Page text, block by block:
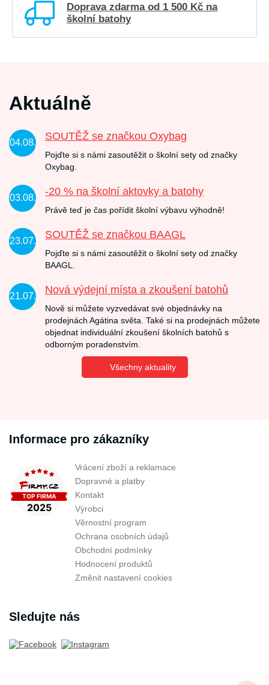
Doprava zdarma od 1 500 Kč na
školní batohy
Aktuálně
04.08.
SOUTĚŽ se značkou Oxybag
Pojďte si s námi zasoutěžit o školní sety od značky
Oxybag.
03.08.
-20 % na školní aktovky a batohy
Právě teď je čas pořídit školní výbavu výhodně!
23.07.
SOUTĚŽ se značkou BAAGL
Pojďte si s námi zasoutěžit o školní sety od značky
BAAGL.
21.07.
Nová výdejní místa a zkoušení batohů
Nově si můžete vyzvedávat své objednávky na
prodejnách Agátina světa. Také si na prodejnách můžete
objednat individuální zkoušení školních batohů s
odborným poradenstvím.
Všechny aktuality
Informace pro zákazníky
Vrácení zboží a reklamace
Dopravné a platby
Kontakt
Výrobci
Věrnostní program
Ochrana osobních údajů
Obchodní podmínky
Hodnocení produktů
Změnit nastavení cookies
Sledujte nás